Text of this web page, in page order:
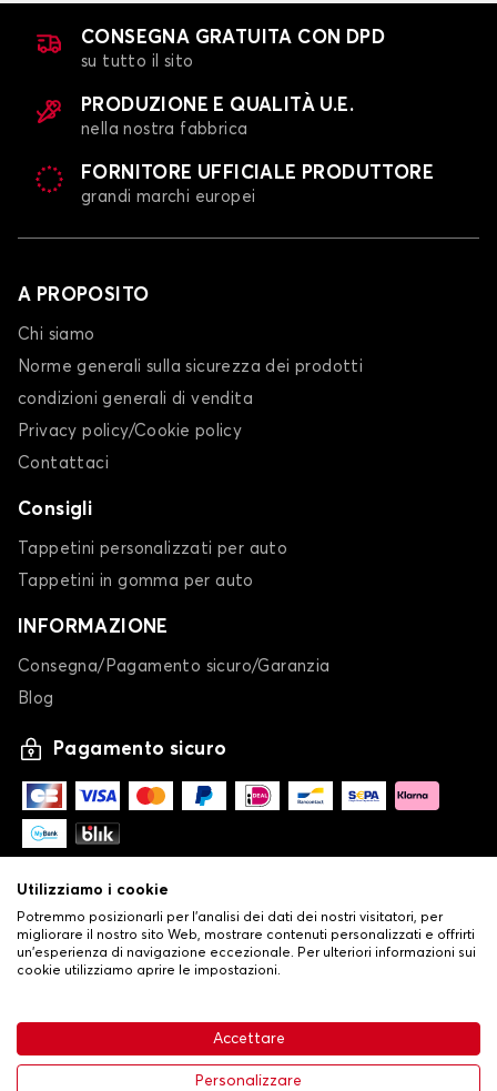
MINI
MITSUBISHI
Telo copriauto per
OPEL
Telo copriauto per
RENAULT
SAAB
Telo copriauto per
SEAT
Telo copriauto per
SERES
Telo copriauto per
SKODA
Telo copriauto per
SMART
Telo copriauto per
Telo copriauto per
CONSEGNA GRATUITA CON DPD
su tutto il sito
PRODUZIONE E QUALITÀ U.E.
nella nostra fabbrica
FORNITORE UFFICIALE PRODUTTORE
grandi marchi europei
A PROPOSITO
Chi siamo
Norme generali sulla sicurezza dei prodotti
condizioni generali di vendita
Privacy policy/Cookie policy
Contattaci
Consigli
Tappetini personalizzati per auto
Tappetini in gomma per auto
INFORMAZIONE
Consegna/Pagamento sicuro/Garanzia
Blog
Pagamento sicuro
Condizioni generali di vendita•
Politica sulla privacy e sui cookie•Livraison
Utilizziamo i cookie
Potremmo posizionarli per l'analisi dei dati dei nostri visitatori, per
migliorare il nostro sito Web, mostrare contenuti personalizzati e offrirti
un'esperienza di navigazione eccezionale. Per ulteriori informazioni sui
cookie utilizziamo aprire le impostazioni.
Accettare
Personalizzare